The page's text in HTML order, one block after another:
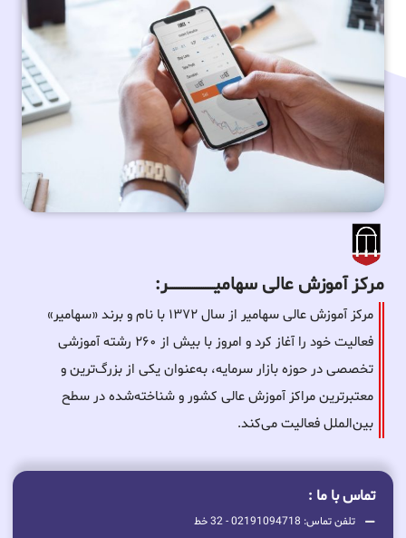
مرکز آموزش عالی سهامیـــــــــــــــــــــــــر:
مرکز آموزش عالی سهامیر از سال ۱۳۷۲ با نام و برند «سهامیر»
فعالیت خود را آغاز کرد و امروز با بیش از ۲۶۰ رشته آموزشی
تخصصی در حوزه بازار سرمایه، به‌عنوان یکی از بزرگ‌ترین و
معتبرترین مراکز آموزش عالی کشور و شناخته‌شده در سطح
بین‌الملل فعالیت می‌کند.
تماس با ما :
تلفن تماس: 02191094718 - 32 خط